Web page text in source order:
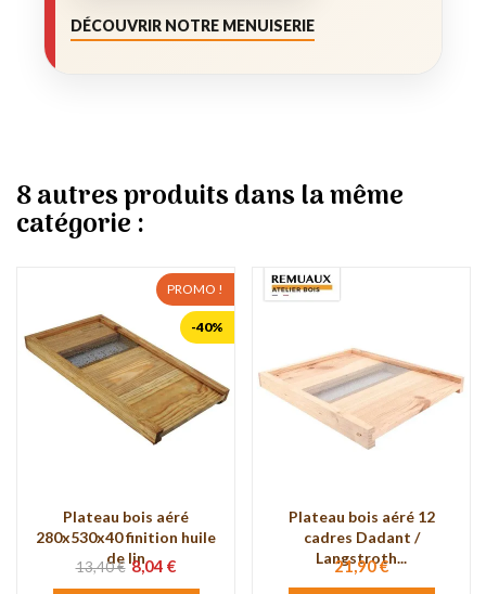
DÉCOUVRIR NOTRE MENUISERIE
8 autres produits dans la même
catégorie :
PROMO !
-40%
Plateau bois aéré
280x530x40 finition huile
de lin
13,40 € 8,04 €
Plateau bois aéré 12
cadres Dadant /
Langstroth...
21,90 €